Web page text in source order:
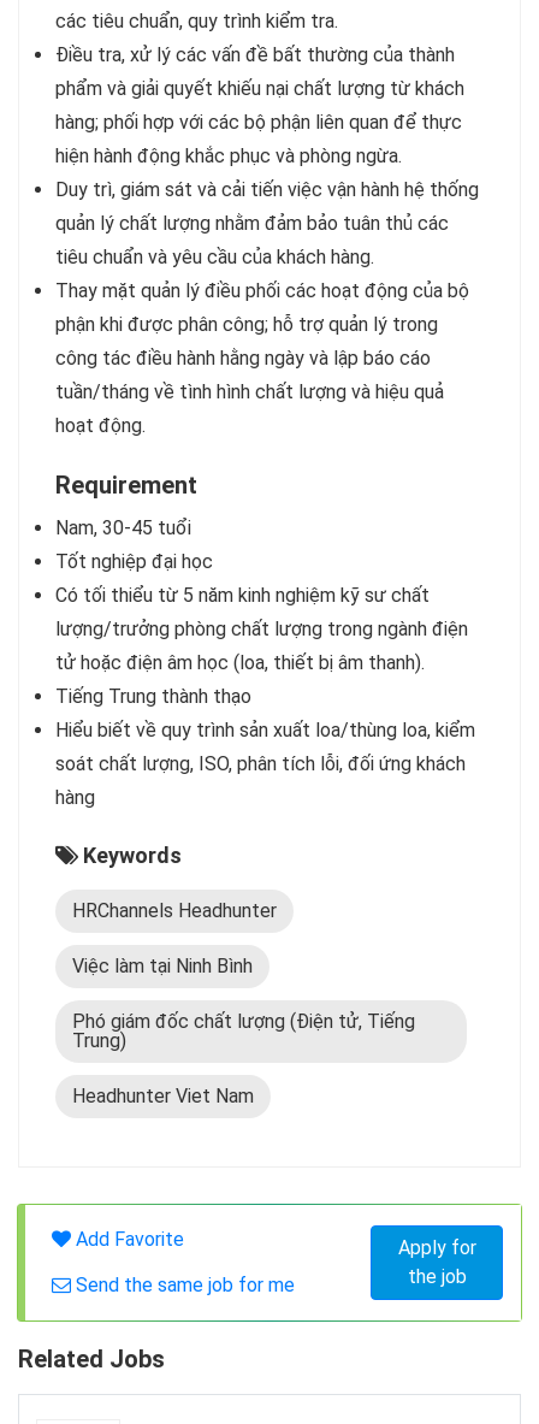
các tiêu chuẩn, quy trình kiểm tra.
Điều tra, xử lý các vấn đề bất thường của thành
phẩm và giải quyết khiếu nại chất lượng từ khách
hàng; phối hợp với các bộ phận liên quan để thực
hiện hành động khắc phục và phòng ngừa.
Duy trì, giám sát và cải tiến việc vận hành hệ thống
quản lý chất lượng nhằm đảm bảo tuân thủ các
tiêu chuẩn và yêu cầu của khách hàng.
Thay mặt quản lý điều phối các hoạt động của bộ
phận khi được phân công; hỗ trợ quản lý trong
công tác điều hành hằng ngày và lập báo cáo
tuần/tháng về tình hình chất lượng và hiệu quả
hoạt động.
Requirement
Nam, 30-45 tuổi
Tốt nghiệp đại học
Có tối thiểu từ 5 năm kinh nghiệm kỹ sư chất
lượng/trưởng phòng chất lượng trong ngành điện
tử hoặc điện âm học (loa, thiết bị âm thanh).
Tiếng Trung thành thạo
Hiểu biết về quy trình sản xuất loa/thùng loa, kiểm
soát chất lượng, ISO, phân tích lỗi, đối ứng khách
hàng
Keywords
HRChannels Headhunter
Việc làm tại Ninh Bình
Phó giám đốc chất lượng (Điện tử, Tiếng
Trung)
Headhunter Viet Nam
Add Favorite
Send the same job for me
Apply for
the job
Related Jobs